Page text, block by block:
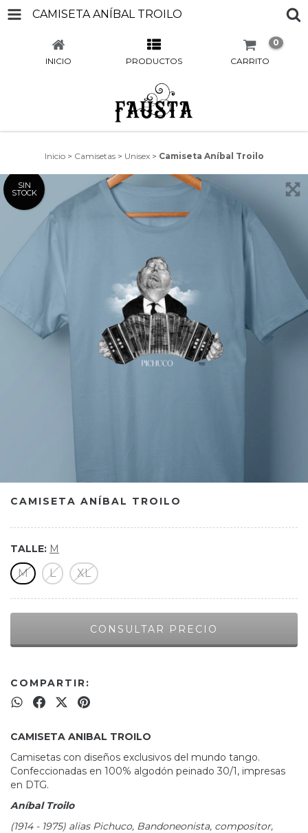
CAMISETA ANÍBAL TROILO
INICIO PRODUCTOS CARRITO
0
Inicio > Camisetas > Unisex > Camiseta Aníbal Troilo
SIN
STOCK
CAMISETA ANÍBAL TROILO
TALLE: M
M L XL
COMPARTIR:
CAMISETA ANIBAL TROILO
Camisetas con diseños exclusivos del mundo tango.
Confeccionadas en 100% algodón peinado 30/1, impresas
en DTG.
Aníbal Troilo
(1914 - 1975) alias Pichuco, Bandoneonista, compositor,